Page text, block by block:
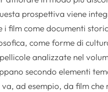
prospettiva viene
film come documenti
come forme di
analizzate nel
secondo elementi
ad esempio, da film